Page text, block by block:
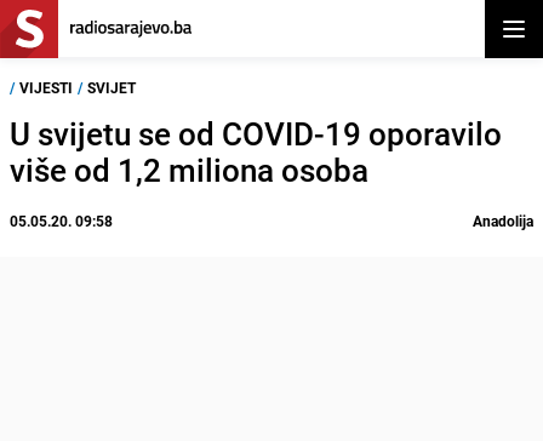
/ VIJESTI / SVIJET
U svijetu se od COVID-19 oporavilo
više od 1,2 miliona osoba
05.05.20. 09:58 Anadolija